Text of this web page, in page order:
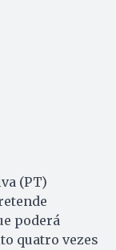
(PT)
poderá
quatro vezes